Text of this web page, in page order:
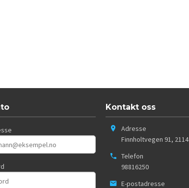
Kontakt oss
Adresse
Finnholtvegen 91, 2114
Telefon
98816250
E-postadresse